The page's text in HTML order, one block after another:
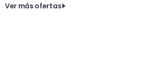
Ver más ofertas